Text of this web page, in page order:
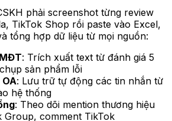
phải screenshot từng review
TikTok Shop rồi paste vào Excel,
tổng hợp dữ liệu từ mọi nguồn:
: Trích xuất text từ đánh giá 5
sản phẩm lỗi
: Lưu trữ tự động các tin nhắn từ
hệ thống
: Theo dõi mention thương hiệu
Group, comment TikTok